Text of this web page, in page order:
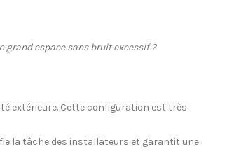
espace sans bruit excessif ?
extérieure. Cette configuration est très
la tâche des installateurs et garantit une